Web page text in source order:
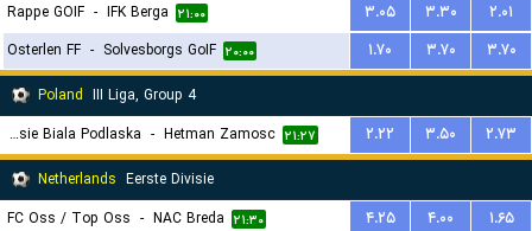
Rappe GOIF - IFK Berga ۲۱:۰۰ ۳.۰۵ ۳.۳۰
۲.۰۱
Osterlen FF - Solvesborgs GoIF ۲۰:۰۰ ۱.۷۰ ۳.۷۰
۳.۷۰
Poland III Liga, Group 4
MKS Podlasie Biala Podlaska
- Hetman Zamosc ۲۱:۲۷ ۲.۲۲ ۳.۵۰
۲.۷۳
Netherlands Eerste Divisie
FC Oss / Top Oss - NAC Breda ۲۱:۳۰ ۴.۲۵ ۴.۰۰
۱.۶۵